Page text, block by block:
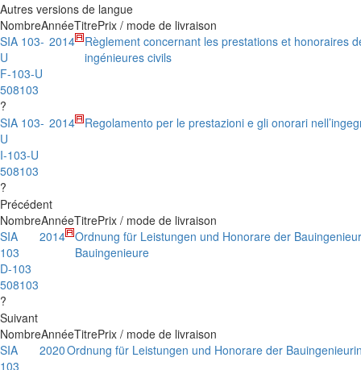
Autres versions de langue
NombreAnnéeTitrePrix / mode de livraison
SIA 103-
U
F-103-U
508103
?
2014
Règlement concernant les prestations et honoraires
ingénieures civils
SIA 103-
U
I-103-U
508103
?
2014 Regolamento per le prestazioni e gli onorari
Précédent
NombreAnnéeTitrePrix / mode de livraison
SIA
103
D-103
508103
?
2014 Ordnung für Leistungen und Honorare der
Bauingenieure
Suivant
NombreAnnéeTitrePrix / mode de livraison
SIA
103
2020Ordnung für Leistungen und Honorare der